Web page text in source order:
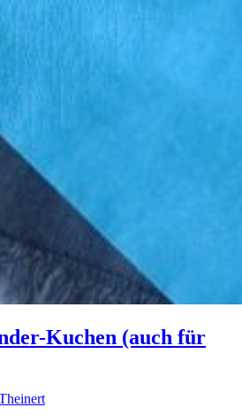
Kuchen (auch für